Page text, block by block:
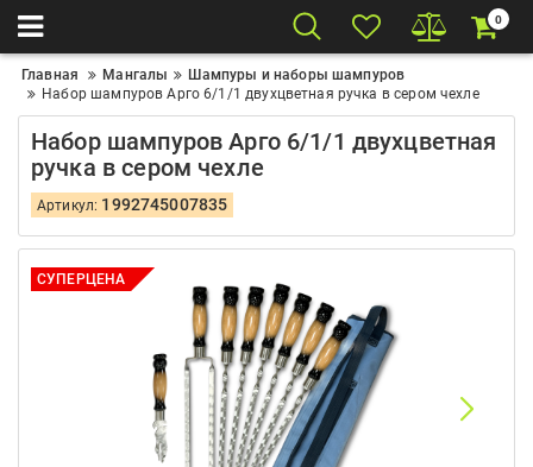
0
Главная Мангалы
Шампуры и наборы шампуров
Набор шампуров Арго 6/1/1 двухцветная ручка в сером чехле
Набор шампуров Арго 6/1/1 двухцветная
ручка в сером чехле
Артикул: 1992745007835
СУПЕРЦЕНА